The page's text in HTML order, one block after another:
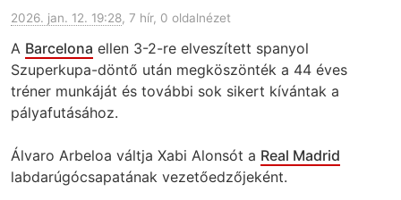
2026. jan. 12. 19:28, 7 hír, 0 oldalnézet
A Barcelona ellen 3-2-re elveszített spanyol
Szuperkupa-döntő után megköszönték a 44 éves
tréner munkáját és további sok sikert kívántak a
pályafutásához.
Álvaro Arbeloa váltja Xabi Alonsót a Real Madrid
labdarúgócsapatának vezetőedzőjeként.